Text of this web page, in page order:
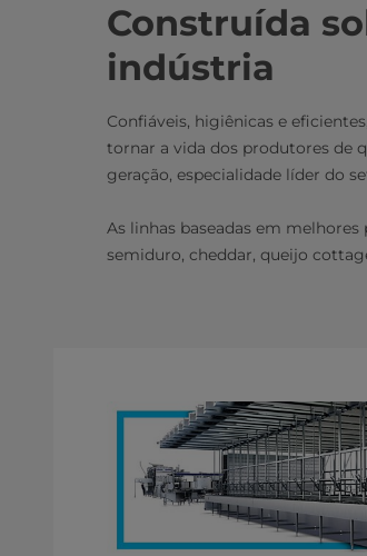
Construída
indústria
Confiáveis, higiênicas e
tornar a vida dos produtores de
geração, especialidade líder do
As linhas baseadas em
semiduro, cheddar, queijo